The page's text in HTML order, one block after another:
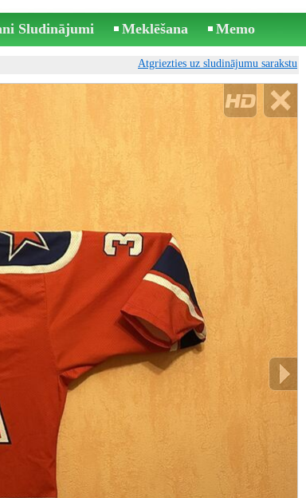
Sludinājumi Meklēšana Memo
Atgriezties uz sludinājumu sarakstu